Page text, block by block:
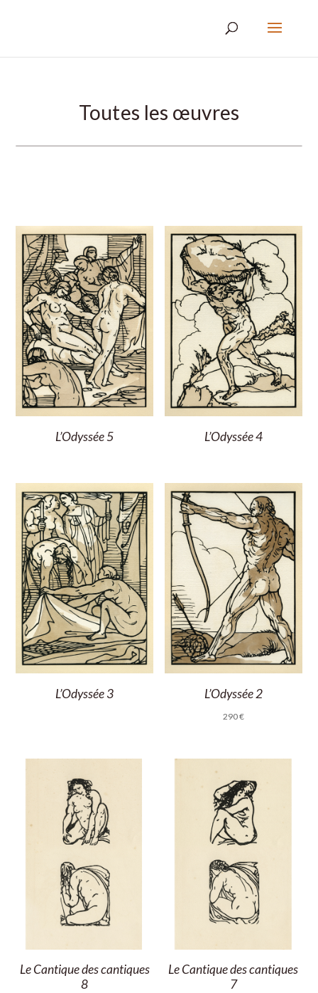
Toutes les œuvres
L’Odyssée 5 L’Odyssée 4
L’Odyssée 3 L’Odyssée 2
290€
Le Cantique des cantiques
8
Le Cantique des cantiques
7